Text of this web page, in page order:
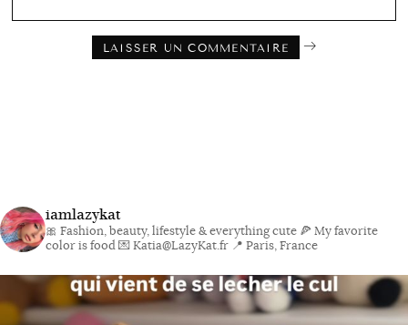
iamlazykat
🎀 Fashion, beauty, lifestyle & everything cute 🍕 My favorite
color is food💌 Katia@LazyKat.fr 📍 Paris, France